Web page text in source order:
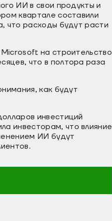
ИИ в свои продукты и
квартале составили
что расходы будут расти
на строительство
что в полтора раза
как будут
инвестиций
инвесторам, что влияние
ИИ будут